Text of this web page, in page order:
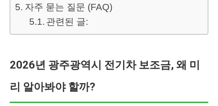
자주 묻는 질문 (FAQ)
관련된 글:
2026년 광주광역시 전기차 보조금, 왜 미
리 알아봐야 할까?